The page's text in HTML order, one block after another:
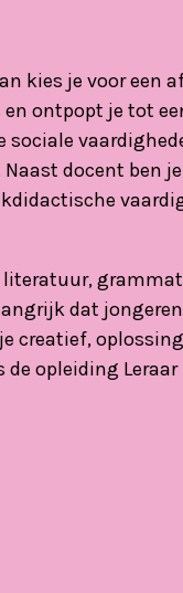
kies je voor een
ontpopt je tot
docent ben
literatuur,
dat
creatief,
opleiding